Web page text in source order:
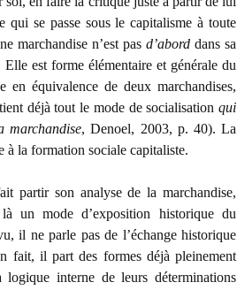
se passe sous le capitalisme à toute
marchandise n’est pas d’abord dans sa
est forme élémentaire et générale du
équivalence de deux marchandises,
déjà tout le mode de socialisation qui
marchandise, Denoel, 2003, p. 40). La
à la formation sociale capitaliste.
partir son analyse de la marchandise,
un mode d’exposition historique du
il ne parle pas de l’échange historique
fait, il part des formes déjà pleinement
interne de leurs déterminations